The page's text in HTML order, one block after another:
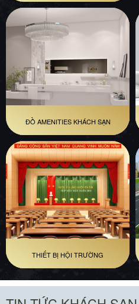
ĐỒ AMENITIES KHÁCH SẠN
THIẾT BỊ HỘI TRƯỜNG